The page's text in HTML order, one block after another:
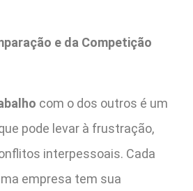
e da Competição
com o dos outros é um
pode levar à frustração,
interpessoais. Cada
empresa tem sua